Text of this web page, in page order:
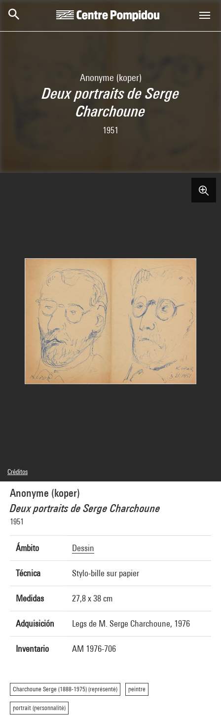
Anonyme (koper)
Deux portraits de Serge
Charchoune
1951
Anonyme (koper)
Deux portraits de Serge Charchoune
1951
Ámbito Dessin
Técnica Stylo-bille sur papier
Medidas 27,8 x 38 cm
Adquisición Legs de M. Serge Charchoune, 1976
Inventario AM 1976-706
Charchoune Serge (1888-1975) (représenté) peintre
portrait (personnalité)
Créditos
© droits réservés
Créditos fotográficos : Centre Pompidou, MNAM-CCI/Philippe Migeat/Dist.
GrandPalaisRmn
Referencia de la imagen : 4N66072
Difusión de la imagen :